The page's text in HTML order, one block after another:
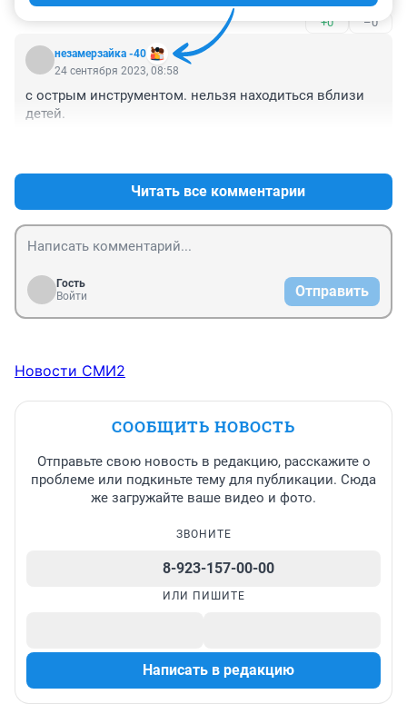
+0 –0
незамерзайка -40
24 сентября 2023, 08:58
с острым инструментом. нельзя находиться вблизи
детей.
Читать все комментарии
Гость
Войти
Отправить
Новости СМИ2
СООБЩИТЬ НОВОСТЬ
Отправьте свою новость в редакцию, расскажите о
проблеме или подкиньте тему для публикации. Сюда
же загружайте ваше видео и фото.
ЗВОНИТЕ
8-923-157-00-00
ИЛИ ПИШИТЕ
Написать в редакцию